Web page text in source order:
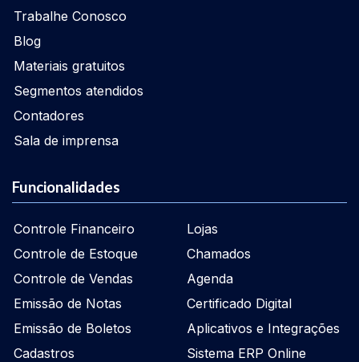
Trabalhe Conosco
Blog
Materiais gratuitos
Segmentos atendidos
Contadores
Sala de imprensa
Funcionalidades
Controle Financeiro
Controle de Estoque
Controle de Vendas
Emissão de Notas
Emissão de Boletos
Cadastros
Lojas
Chamados
Agenda
Certificado Digital
Aplicativos e Integrações
Sistema ERP Online